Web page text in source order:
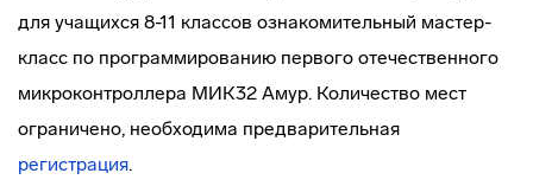
для учащихся 8-11 классов ознакомительный мастер-
класс по программированию первого отечественного
микроконтроллера МИК32 Амур. Количество мест
ограничено, необходима предварительная
регистрация.